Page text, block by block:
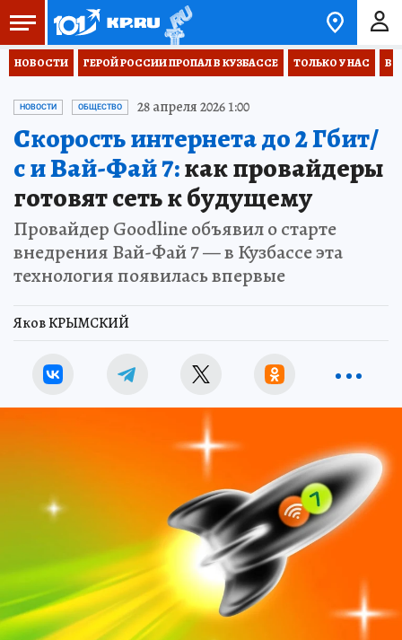
НОВОСТИ ГЕРОЙ РОССИИ ПРОПАЛ В КУЗБАССЕ ТОЛЬКО У НАС
НОВОСТИ ОБЩЕСТВО 28 апреля 2026 1:00
Скорость интернета до 2 Гбит/
с и Вай-Фай 7:как провайдеры
готовят сеть к будущему
Провайдер Goodline объявил о старте
внедрения Вай-Фай 7 — в Кузбассе эта
технология появилась впервые
Яков КРЫМСКИЙ